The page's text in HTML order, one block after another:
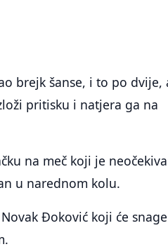
brejk šanse, i to po dvije,
pritisku i natjera ga na
na meč koji je
u narednom kolu.
Đoković koji će snage